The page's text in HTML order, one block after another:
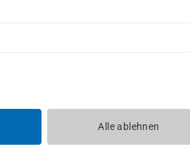
LEISTUNGEN AKTUELLES
Alle ablehnen